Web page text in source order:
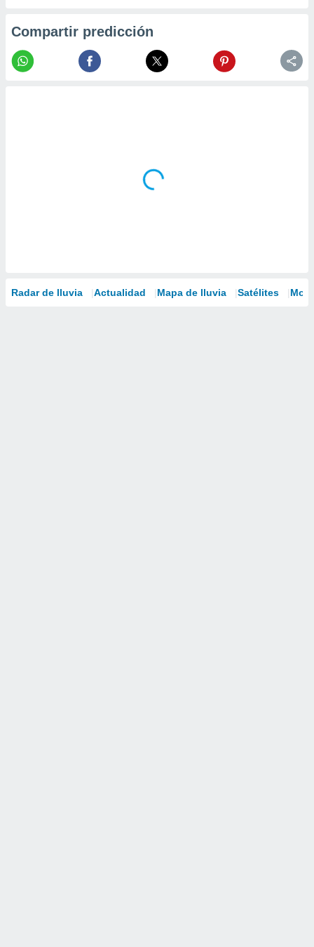
Compartir predicción
Radar de lluvia Actualidad Mapa de lluvia Satélites